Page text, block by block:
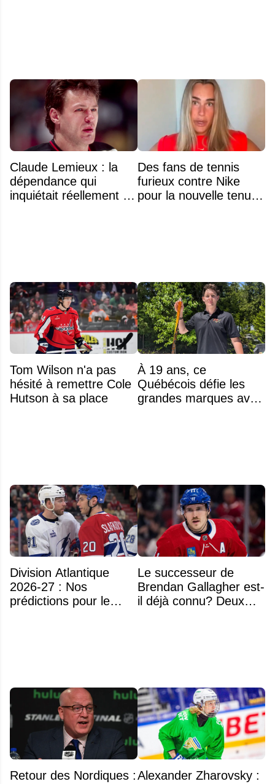
Claude Lemieux : la
dépendance qui
inquiétait réellement sa
Des fans de tennis
furieux contre Nike
pour la nouvelle tenue
Tom Wilson n'a pas
hésité à remettre Cole
Hutson à sa place
À 19 ans, ce
Québécois défie les
grandes marques avec
Division Atlantique
2026-27 : Nos
prédictions pour le
Le successeur de
Brendan Gallagher est-
il déjà connu? Deux
Retour des Nordiques :Alexander Zharovsky :